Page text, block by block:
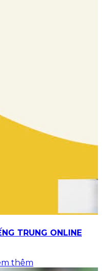
TRUNG ONLINE
thêm